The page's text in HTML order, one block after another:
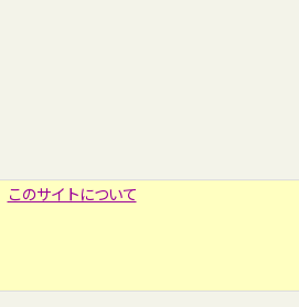
このサイトについて